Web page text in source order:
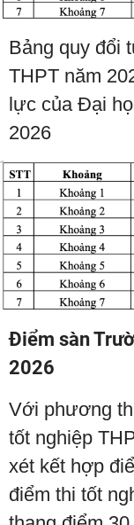
Bảng quy đổi
THPT năm
lực của Đại
2026
Điểm sàn
2026
Với phương
tốt nghiệp
xét kết hợp
điểm thi tốt